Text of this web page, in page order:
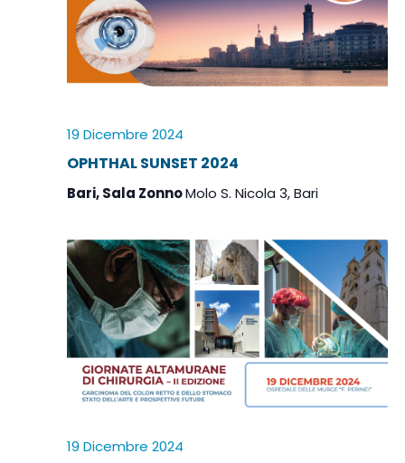
19 Dicembre 2024
OPHTHAL SUNSET 2024
Bari, Sala ZonnoMolo S. Nicola 3, Bari
19 Dicembre 2024